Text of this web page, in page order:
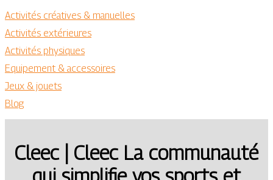
Activités créatives & manuelles
Activités extérieures
Activités physiques
Equipement & accessoires
Jeux & jouets
Blog
Cleec | Cleec La communauté